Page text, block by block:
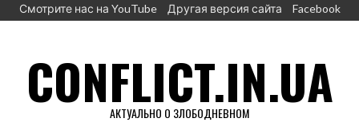
Перейти
Смотрите нас на YouTube Другая версия сайта Facebook
CONFLICT.IN.UA
АКТУАЛЬНО О ЗЛОБОДНЕВНОМ